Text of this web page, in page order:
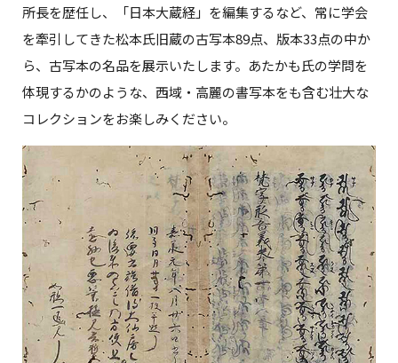
所長を歴任し、「日本大蔵経」を編集するなど、常に学会
を牽引してきた松本氏旧蔵の古写本89点、版本33点の中か
ら、古写本の名品を展示いたします。あたかも氏の学問を
体現するかのような、西域・高麗の書写本をも含む壮大な
コレクションをお楽しみください。